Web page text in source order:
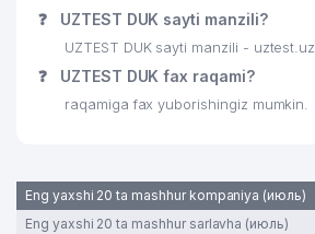
❓ UZTEST DUK sayti manzili?
UZTEST DUK sayti manzili - uztest.uz
❓ UZTEST DUK fax raqami?
raqamiga fax yuborishingiz mumkin.
Eng yaxshi 20 ta mashhur kompaniya (июль)
Eng yaxshi 20 ta mashhur sarlavha (июль)